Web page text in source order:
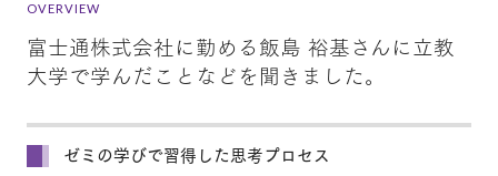
OVERVIEW
富士通株式会社に勤める飯島 裕基さんに立教
大学で学んだことなどを聞きました。
ゼミの学びで習得した思考プロセス